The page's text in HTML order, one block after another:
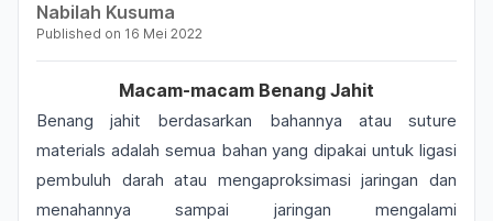
Nabilah Kusuma
Published on 16 Mei 2022
Macam-macam Benang Jahit
Benang jahit berdasarkan bahannya atau suture
materials adalah semua bahan yang dipakai untuk ligasi
pembuluh darah atau mengaproksimasi jaringan dan
menahannya sampai jaringan mengalami